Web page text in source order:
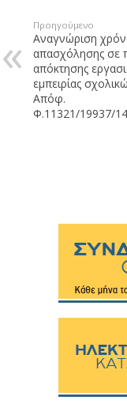
Προηγούμενο
Αναγνώριση
απασχόλησης σε
απόκτησης
εμπειρίας
Απόφ.
Φ.11321/19937/